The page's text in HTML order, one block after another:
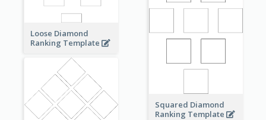
Loose Diamond
Ranking Template
Squared Diamond
Ranking Template